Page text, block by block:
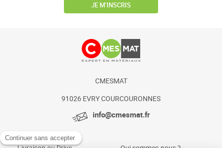
JE M’INSCRIS
CMESMAT
91026 EVRY COURCOURONNES
info@cmesmat.fr